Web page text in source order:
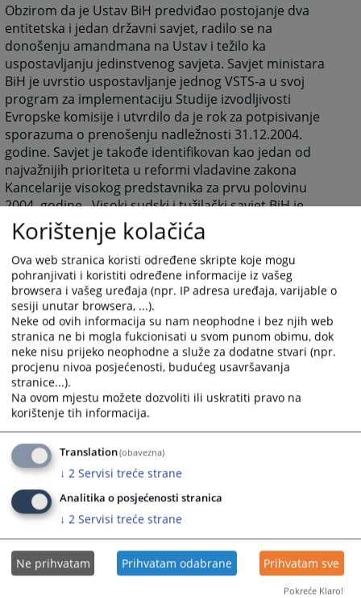
Obzirom da je Ustav BiH predviđao postojanje dva
entitetska i jedan državni savjet, radilo se na
donošenju amandmana na Ustav i težilo ka
uspostavljanju jedinstvenog savjeta. Savjet ministara
BiH je uvrstio uspostavljanje jednog VSTS-a u svoj
program za implementaciju Studije izvodljivosti
Evropske komisije i utvrdilo da je rok za potpisivanje
sporazuma o prenošenju nadležnosti 31.12.2004.
godine. Savjet je takođe identifikovan kao jedan od
najvažnijih prioriteta u reformi vladavine zakona
Kancelarije visokog predstavnika za prvu polovinu
2004. godine. Visoki sudski i tužilački savjet BiH je
osnovan 1. juna 2004. godine, Zakonom koji je
Parlamentarna skupština Bosne i Hercegovine usvojila
u maju 2004. godine. Tome je prethodio Sporazum o
prenošenju odgovornosti Federacije BiH i Republike
Srpske iz marta iste godine. Uspostava VSTS-a BiH bio
je jedan od prvih ispunjenih uslova ka započinjanju
pregovora o zaključivanju Sporazuma o stabilizaciji i
pridruživanju između Evropske unije i Bosne i
Hercegovine, a zadatak Savjeta je da podržava
bosansko-hercegovačko pravosuđe na njegovom putu
ka Evropskoj uniji i njenim standardima.
Danas je VSTS BiH samostalna, nezavisna i
funkcionalna institucija čija je ključna zadaća
obezbijediti efikasno, nepristrano i profesionalno
pravosuđe u Bosni i Hercegovini.
Zakonom su utvrđene sljedeće nadležnosti Savjeta:
imenovanje sudija, tužilaca i stručnih saradnika,
disciplinska odgovornost sudija i tužilaca,
pravosudna uprava i statistika,
budžeti pravosudnih institucija,
Korištenje kolačića
Ova web stranica koristi određene skripte koje mogu
pohranjivati i koristiti određene informacije iz vašeg
browsera i vašeg uređaja (npr. IP adresa uređaja, varijable o
sesiji unutar browsera, ...).
Neke od ovih informacija su nam neophodne i bez njih web
stranica ne bi mogla fukcionisati u svom punom obimu, dok
neke nisu prijeko neophodne a služe za dodatne stvari (npr.
procjenu nivoa posjećenosti, budućeg usavršavanja
stranice...).
Na ovom mjestu možete dozvoliti ili uskratiti pravo na
korištenje tih informacija.
Translation(obavezna)
↓ 2 Servisi treće strane
Analitika o posjećenosti stranica
↓ 2 Servisi treće strane
Ne prihvatam Prihvatam odabrane Prihvatam sve
Pokreće Klaro!